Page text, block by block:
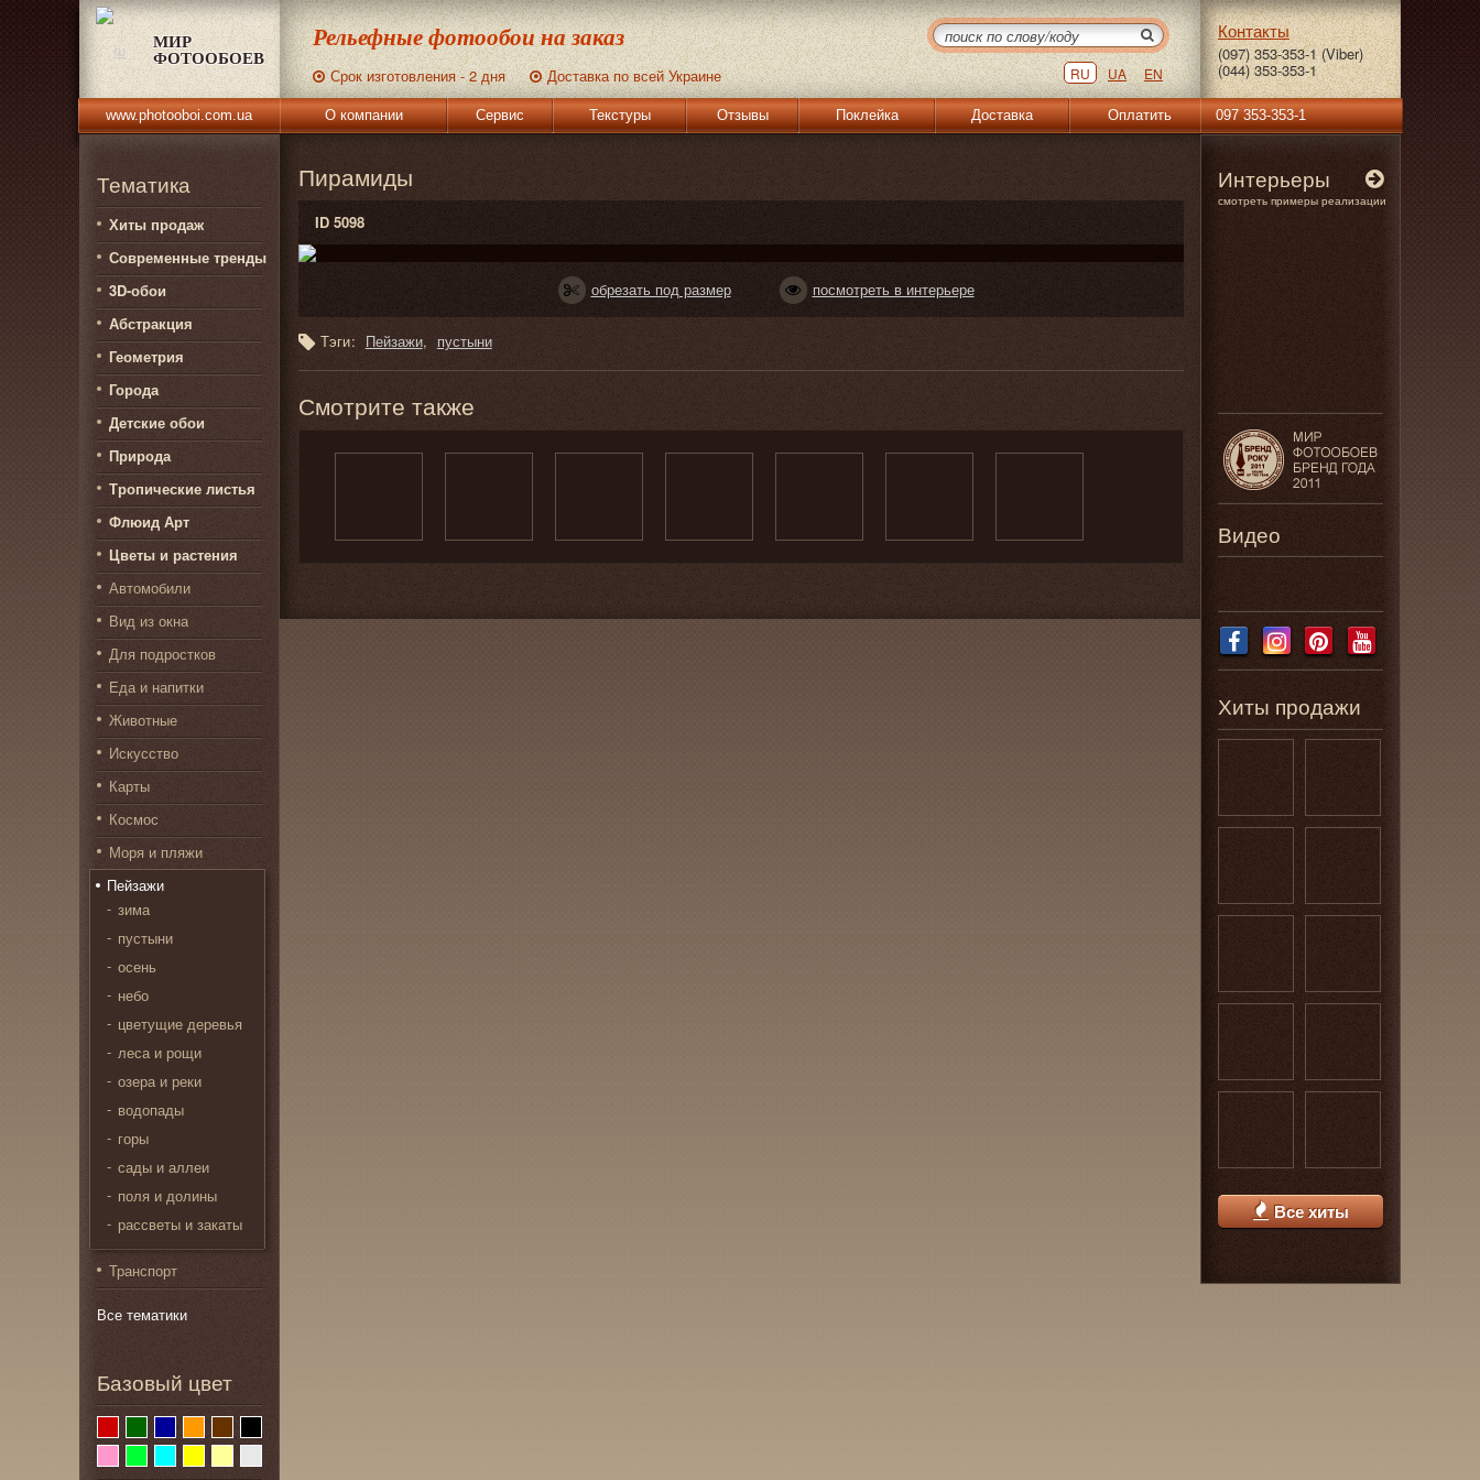
МИР
ФОТООБОЕВ
Рельефные фотообои на заказ
Срок изготовления - 2 дня Доставка по всей Украине RU UA EN
Контакты
(097) 353-353-1 (Viber)
(044) 353-353-1
www.photooboi.com.ua О компании Сервис Текстуры Отзывы Поклейка Доставка Оплатить 097 353-353-1
Тематика
Хиты продаж
Современные тренды
3D-обои
Абстракция
Геометрия
Города
Детские обои
Природа
Тропические листья
Флюид Арт
Цветы и растения
Автомобили
Вид из окна
Для подростков
Еда и напитки
Животные
Искусство
Карты
Космос
Моря и пляжи
Пейзажи
зима
пустыни
осень
небо
цветущие деревья
леса и рощи
озера и реки
водопады
горы
сады и аллеи
поля и долины
рассветы и закаты
Транспорт
Все тематики
Базовый цвет
Пирамиды
ID 5098
обрезать под размер посмотреть в интерьере
Тэги: Пейзажи пустыни
Смотрите также
Интерьеры
смотреть примеры реализации
Видео
Хиты продажи
Все хиты